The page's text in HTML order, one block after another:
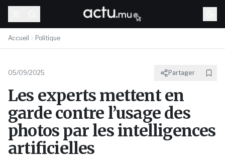
Accueil Politique
05/09/2025 Partager
Les experts mettent en
garde contre l’usage des
photos par les intelligences
artificielles